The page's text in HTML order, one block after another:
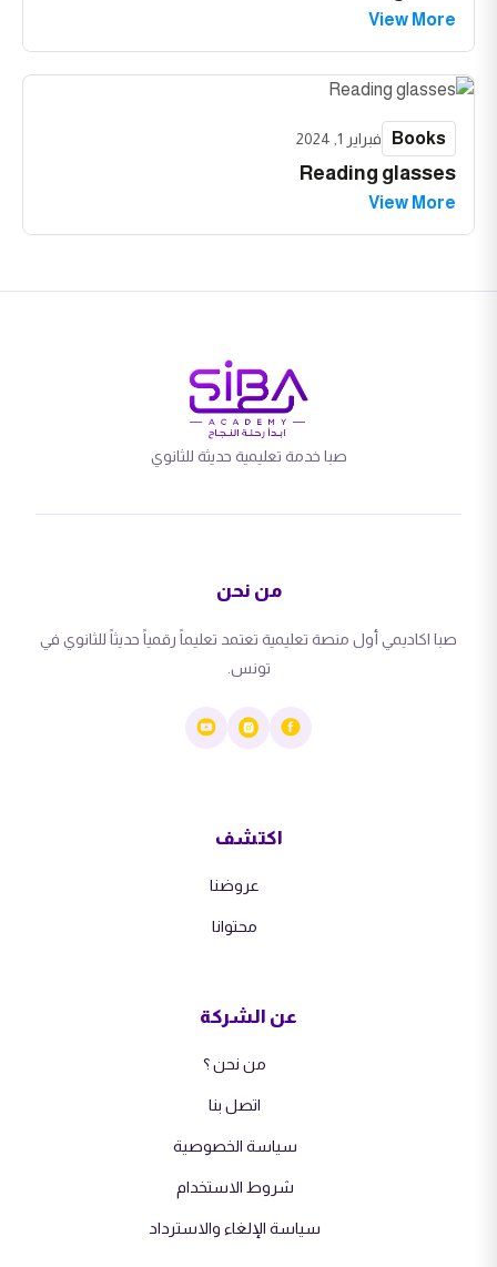
View More
Reading glasses
Books فبراير 1, 2024
View More
صبا خدمة تعليمية حديثة للثانوي
من نحن
صبا اكاديمي أول منصة تعليمية تعتمد تعليماً رقمياً حديثاً للثانوي في
تونس.
اكتشف
عروضنا
محتوانا
عن الشركة
من نحن ؟
اتصل بنا
سياسة الخصوصية
شروط الاستخدام
سياسة الإلغاء والاسترداد